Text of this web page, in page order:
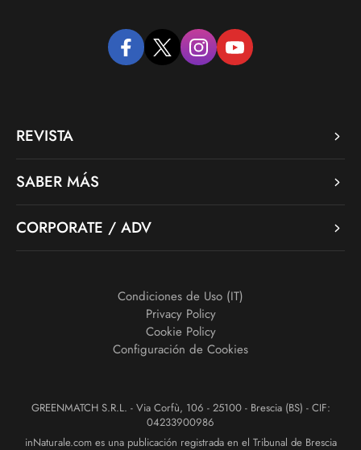
facebooktwitter instagramyoutube
REVISTA
SABER MÁS
CORPORATE / ADV
Condiciones de Uso (IT)
Privacy Policy
Cookie Policy
Configuración de Cookies
GREENMATCH S.R.L. - Via Corfù, 106 - 25100 - Brescia (BS) - CIF:
04233900986
inNaturale.com es una publicación registrada en el Tribunal de Brescia